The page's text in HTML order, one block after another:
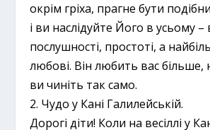
окрім гріха, прагне бути
і ви наслідуйте Його в усьому –
послушності, простоті, а
любові. Він любить вас більше,
ви чиніть так само.
2. Чудо у Кані Галилейській.
Дорогі діти! Коли на весіллі у